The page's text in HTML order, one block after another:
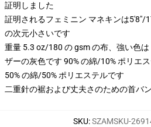
証明しました
証明されるフェミニン マネキンは5'8"/
の次元小さいです
重量 5.3 oz/180 の gsm の布、強い色
ザーの灰色です 90% の綿/10% ポリエ
50% の綿/50% ポリエステルです
二重針の裾および丈夫さのための首バ
SKU:SZAMSKU-